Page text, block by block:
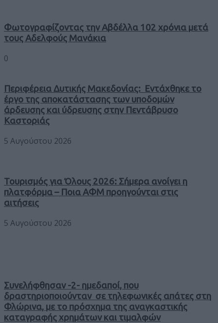
Φωτογραφίζοντας την Αβδέλλα 102 χρόνια μετά
τους Αδελφούς Μανάκια
0
Περιφέρεια Δυτικής Μακεδονίας: Εντάχθηκε το
έργο της αποκατάστασης των υποδομών
άρδευσης και ύδρευσης στην Πεντάβρυσο
Καστοριάς
5 Αυγούστου 2026
Τουρισμός για Όλους 2026: Σήμερα ανοίγει η
πλατφόρμα – Ποια ΑΦΜ προηγούνται στις
αιτήσεις
5 Αυγούστου 2026
Συνελήφθησαν -2- ημεδαποί, που
δραστηριοποιούνταν σε τηλεφωνικές απάτες στη
Φλώρινα, με το πρόσχημα της αναγκαστικής
καταγραφής χρημάτων και τιμαλφών